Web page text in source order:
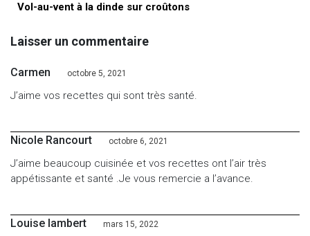
Vol-au-vent à la dinde sur croûtons
Laisser un commentaire
Carmen octobre 5, 2021
J’aime vos recettes qui sont très santé.
Nicole Rancourt octobre 6, 2021
J’aime beaucoup cuisinée et vos recettes ont l’air très
appétissante et santé .Je vous remercie a l’avance.
Louise lambert mars 15, 2022